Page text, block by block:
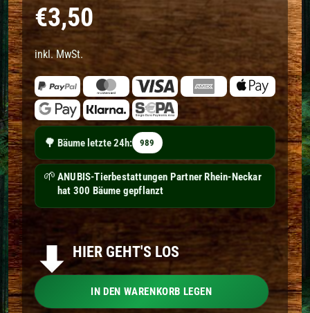
Normaler Preis
€3,50
inkl. MwSt.
🌳 Bäume letzte 24h: 989
🌱 ANUBIS-Tierbestattungen Partner Rhein-Neckar
hat 300 Bäume gepflanzt
HIER GEHT'S LOS
IN DEN WARENKORB LEGEN